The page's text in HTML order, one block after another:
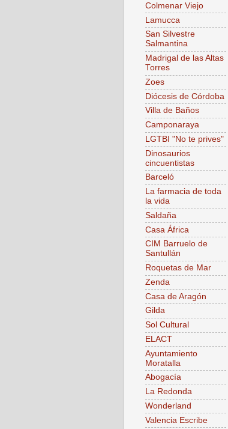
Colmenar Viejo
Lamucca
San Silvestre
Salmantina
Madrigal de las Altas
Torres
Zoes
Diócesis de Córdoba
Villa de Baños
Camponaraya
LGTBI "No te prives"
Dinosaurios
cincuentistas
Barceló
La farmacia de toda
la vida
Saldaña
Casa África
CIM Barruelo de
Santullán
Roquetas de Mar
Zenda
Casa de Aragón
Gilda
Sol Cultural
ELACT
Ayuntamiento
Moratalla
Abogacía
La Redonda
Wonderland
Valencia Escribe